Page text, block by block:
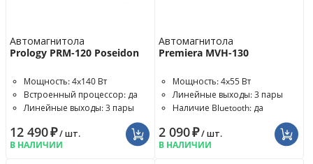
Автомагнитола
Prology PRM-120 Poseidon
Мощность: 4x140 Вт
Встроенный процессор: да
Линейные выходы: 3 пары
12 490₽/ шт.
В НАЛИЧИИ
Автомагнитола
Premiera MVH-130
Мощность: 4x55 Вт
Линейные выходы: 3 пары
Наличие Bluetooth: да
2 090₽/ шт.
В НАЛИЧИИ